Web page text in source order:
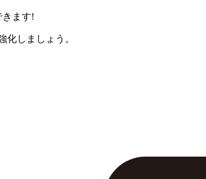
きます!
化しましょう。